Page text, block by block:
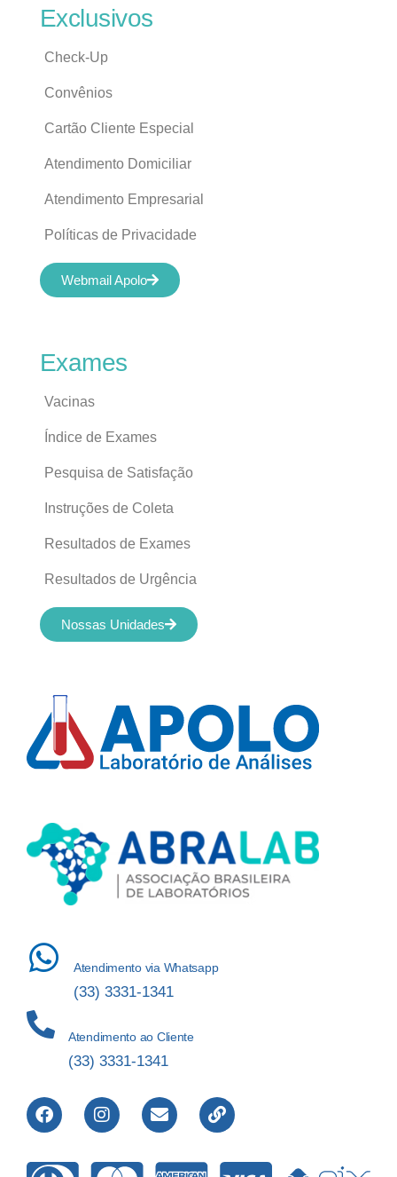
Atendimento via Whatsapp
(33) 3331-1341
Atendimento ao Cliente
(33) 3331-1341
Exames
Vacinas
Índice de Exames
Pesquisa de Satisfação
Instruções de Coleta
Resultados de Exames
Resultados de Urgência
Nossas Unidades
Exclusivos
Check-Up
Convênios
Cartão Cliente Especial
Atendimento Domiciliar
Atendimento Empresarial
Políticas de Privacidade
Webmail Apolo